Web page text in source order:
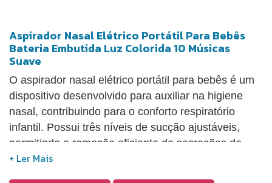
Aspirador Nasal Elétrico Portátil Para Bebês
Bateria Embutida Luz Colorida 10 Músicas
Suave
O aspirador nasal elétrico portátil para bebês é um
dispositivo desenvolvido para auxiliar na higiene
nasal, contribuindo para o conforto respiratório
infantil. Possui três níveis de sucção ajustáveis,
permitindo a remoção eficiente de secreções de
forma suave, com funcionamento de baixo ruído